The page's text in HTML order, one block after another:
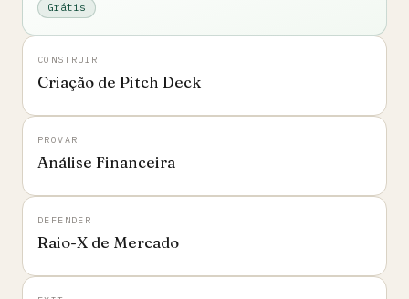
Grátis
CONSTRUIR
Criação de Pitch Deck
PROVAR
Análise Financeira
DEFENDER
Raio-X de Mercado